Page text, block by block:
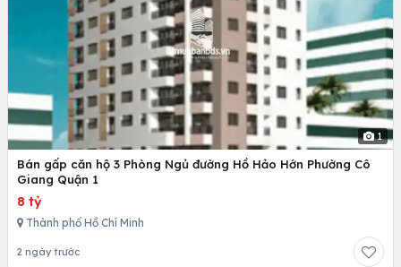
1
Bán gấp căn hộ 3 Phòng Ngủ đường Hồ Hảo Hớn Phường Cô
Giang Quận 1
8 tỷ
Thành phố Hồ Chí Minh
2 ngày trước